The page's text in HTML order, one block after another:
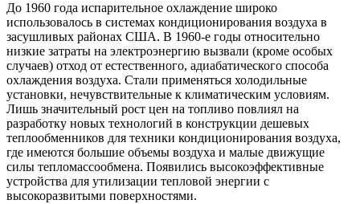
До 1960 года испарительное охлаждение широко
использовалось в системах кондиционирования воздуха в
засушливых районах США. В 1960-е годы относительно
низкие затраты на электроэнергию вызвали (кроме особых
случаев) отход от естественного, адиабатического способа
охлаждения воздуха. Стали применяться холодильные
установки, нечувствительные к климатическим условиям.
Лишь значительный рост цен на топливо повлиял на
разработку новых технологий в конструкции дешевых
теплообменников для техники кондиционирования воздуха,
где имеются большие объемы воздуха и малые движущие
силы тепломассообмена. Появились высокоэффективные
устройства для утилизации тепловой энергии с
высокоразвитыми поверхностями.